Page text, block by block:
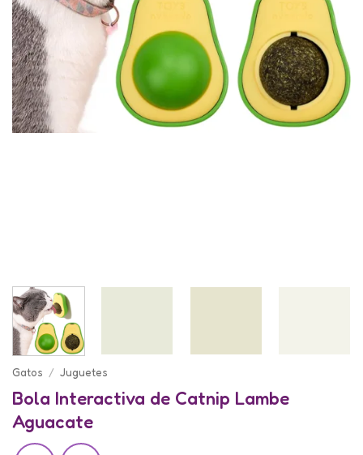
Gatos / Juguetes
Bola Interactiva de Catnip Lambe
Aguacate